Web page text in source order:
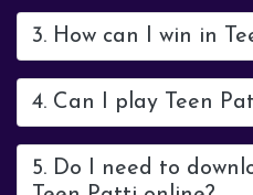
3. How can I win in
4. Can I play Teen
5. Do I need to